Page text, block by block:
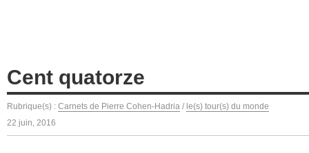
Cent quatorze
Rubrique(s) : Carnets de Pierre Cohen-Hadria / le(s) tour(s) du monde
22 juin, 2016